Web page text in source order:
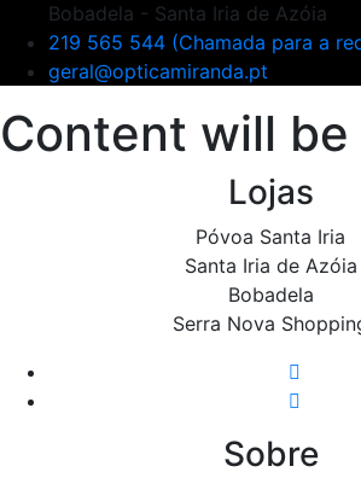
Bobadela - Santa Iria de Azóia
219 565 544 (Chamada para a
geral@opticamiranda.pt
Content will be
Lojas
Póvoa Santa Iria
Santa Iria de Azóia
Bobadela
Serra Nova
Sobre